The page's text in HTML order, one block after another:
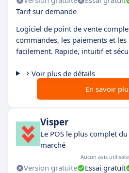
Tarif sur demande
Logiciel de point de vente
commandes, les paiements et
facilement. Rapide, intuitif et
Voir plus de détails
En savoir
Visper
Le POS le plus complet du
marché
Aucun avis
Version gratuite Essai gratuit